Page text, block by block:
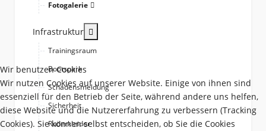
Fotogalerie
Infrastruktur
Trainingsraum
Bootspark
Schadensmeldung
Sicherheit
Ruderkleider
Wir benutzen Cookies
Wir nutzen Cookies auf unserer Website. Einige von ihnen sind
essenziell für den Betrieb der Seite, während andere uns helfen,
diese Website und die Nutzererfahrung zu verbessern (Tracking
Cookies). Sie können selbst entscheiden, ob Sie die Cookies